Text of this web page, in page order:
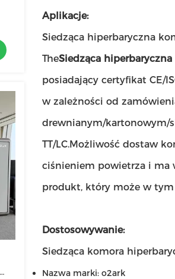
Aplikacje:
Siedząca hiperbaryczna
TheSiedząca
posiadający certyfikat CE/
w zależności od
drewnianym/kartonowym/
TT/LC.Możliwość dostaw
ciśnieniem powietrza i ma
produkt, który może w
Dostosowywanie:
Siedząca komora
Nazwa marki: o2ark